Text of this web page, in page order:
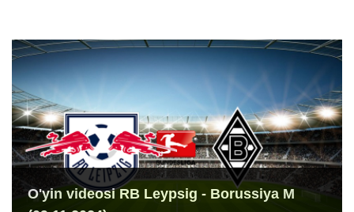
O'yin videosi RB Leypsig - Borussiya M